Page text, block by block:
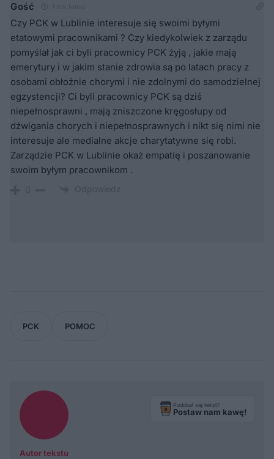
Gość
Czy PCK w Lublinie interesuje się swoimi byłymi
etatowymi pracownikami ? Czy kiedykolwiek z zarządu
pomyślał jak ci byli pracownicy PCK żyją , jakie mają
emerytury i w jakim stanie zdrowia są po latach pracy z
osobami obłożnie chorymi i nie zdolnymi do samodzielnej
egzystencji? Ci byli pracownicy PCK są dziś
niepełnosprawni , mają zniszczone kręgosłupy od
dźwigania chorych i niepełnosprawnych i nikt się nimi nie
interesuje ale medialne akcje charytatywne się robi.
Zarządzie PCK w Lublinie okaż empatię i poszanowanie
swoim byłym pracownikom .
PCK POMOC
Autor tekstu
Podobał się tekst?
Postaw nam kawę!